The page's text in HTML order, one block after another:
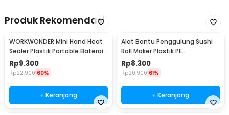
Produk Rekomendasi
WORKWONDER Mini Hand Heat
Sealer Plastik Portable Baterai
AA - LX2000A
Rp9.300
Rp22.900 60%
+ Keranjang
Alat Bantu Penggulung Sushi
Roll Maker Plastik PE
22x20.5x0.1cm - E1119
Rp8.300
Rp20.900 61%
+ Keranjang